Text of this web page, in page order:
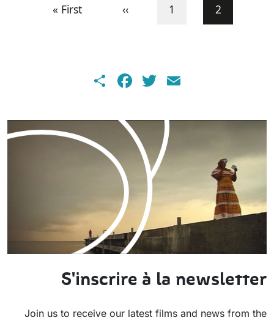
First page
« First Previous page
‹‹ Page
1 Current
2
ShareFacebook
Twitter
S'inscrire à la newsletter
Join us to receive our latest films and news from the